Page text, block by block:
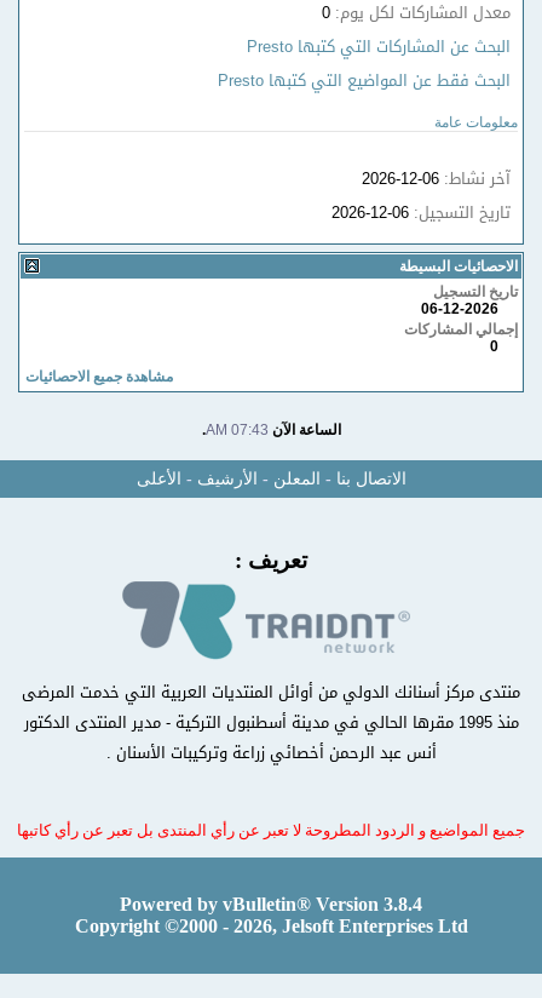
معدل المشاركات لكل يوم:0
البحث عن المشاركات التي كتبها Presto
البحث فقط عن المواضيع التي كتبها Presto
معلومات عامة
آخر نشاط:06-12-2026
تاريخ التسجيل:06-12-2026
الاحصائيات البسيطة
تاريخ التسجيل
06-12-2026
إجمالي المشاركات
0
مشاهدة جميع الاحصائيات
الساعة الآن07:43 AM
.
الاتصال بنا-المعلن-الأرشيف -الأعلى
تعريف :
منتدى مركز أسنانك الدولي من أوائل المنتديات العربية التي خدمت المرضى
منذ 1995 مقرها الحالي في مدينة أسطنبول التركية - مدير المنتدى الدكتور
أنس عبد الرحمن أخصائي زراعة وتركيبات الأسنان .
جميع المواضيع و الردود المطروحة لا تعبر عن رأي المنتدى بل تعبر عن رأي كاتبها
Powered by vBulletin® Version 3.8.4
Copyright ©2000 - 2026, Jelsoft Enterprises Ltd